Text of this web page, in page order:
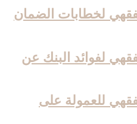
الفقهي لخطابات الضمان
الفقهي لفوائد البنك عن
الفقهي للعمولة على